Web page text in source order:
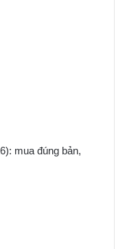
mua đúng bản,